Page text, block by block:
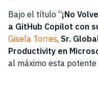
Bajo el título “¡No
a GitHub Copilot con
Gisela Torres, Sr.
Productivity en
al máximo esta